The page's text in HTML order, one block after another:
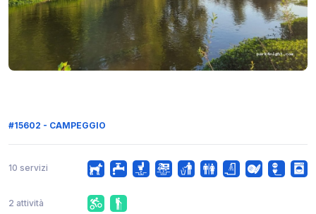
#15602 - CAMPEGGIO
10 servizi
2 attività